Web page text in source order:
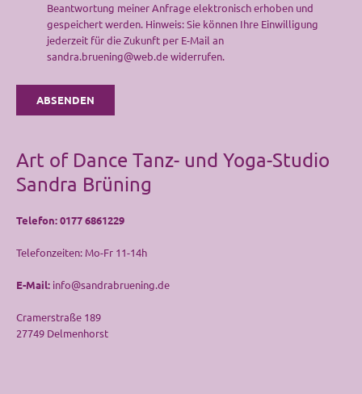
Beantwortung meiner Anfrage elektronisch erhoben und
gespeichert werden. Hinweis: Sie können Ihre Einwilligung
jederzeit für die Zukunft per E-Mail an
sandra.bruening@web.de widerrufen.
Art of Dance Tanz- und Yoga-Studio
Sandra Brüning
Telefon:0177 6861229
Telefonzeiten: Mo-Fr 11-14h
E-Mail: info@sandrabruening.de
Cramerstraße 189
27749 Delmenhorst